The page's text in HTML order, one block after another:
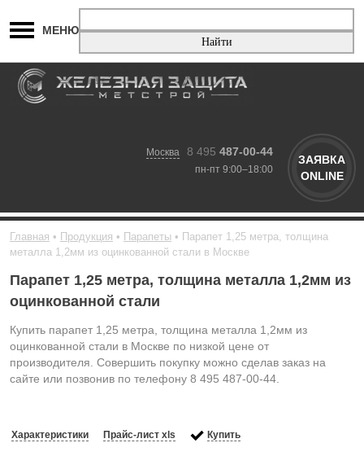
МЕНЮ
Москва 8 495 487-00-44
пн-пт 9:00–18:00
ЗАЯВКА
ONLINE
Главная Продукция Парапеты
Парапет 1,25 метра, толщина
металла 1,2мм из оцинкованной стали в Москве
Парапет 1,25 метра, толщина металла 1,2мм из
оцинкованной стали
Купить парапет 1,25 метра, толщина металла 1,2мм из
оцинкованной стали в Москве по низкой цене от
производителя. Совершить покупку можно сделав заказ на
сайте или позвонив по телефону 8 495 487-00-44.
Характеристики Прайс-лист xls Купить